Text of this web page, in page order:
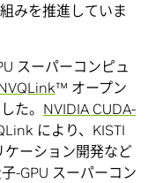
みを推進していま
スーパーコンピュ
™ オープン
た。 NVIDIA CUDA-
により、KISTI
ケーション開発など
-GPU スーパーコン